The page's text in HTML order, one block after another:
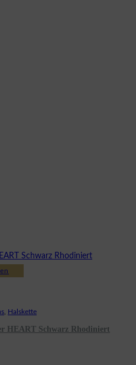
mehrere
Varianten
, Halskette
HEART Schwarz Rhodiniert